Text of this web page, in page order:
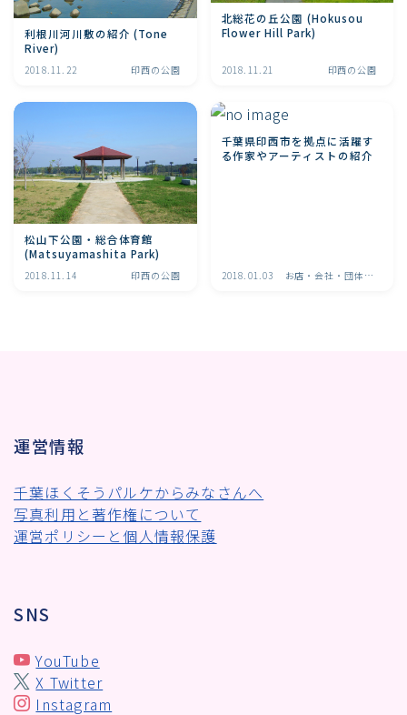
利根川河川敷の紹介 (Tone
River)
2018.11.22 印西の公園
北総花の丘公園 (Hokusou
Flower Hill Park)
2018.11.21 印西の公園
松山下公園・総合体育館
(Matsuyamashita Park)
2018.11.14 印西の公園
千葉県印西市を拠点に活躍す
る作家やアーティストの紹介
2018.01.03
お店・会社・団体取
運営情報
千葉ほくそうパルケからみなさんへ
写真利用と著作権について
運営ポリシーと個人情報保護
SNS
YouTube
X Twitter
Instagram